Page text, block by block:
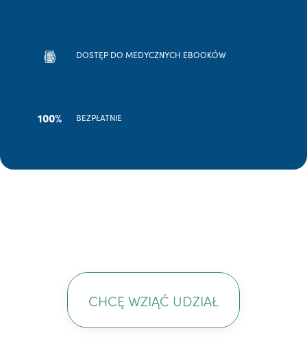
DOSTĘP DO MEDYCZNYCH EBOOKÓW
100% BEZPŁATNIE
CHCĘ WZIĄĆ UDZIAŁ